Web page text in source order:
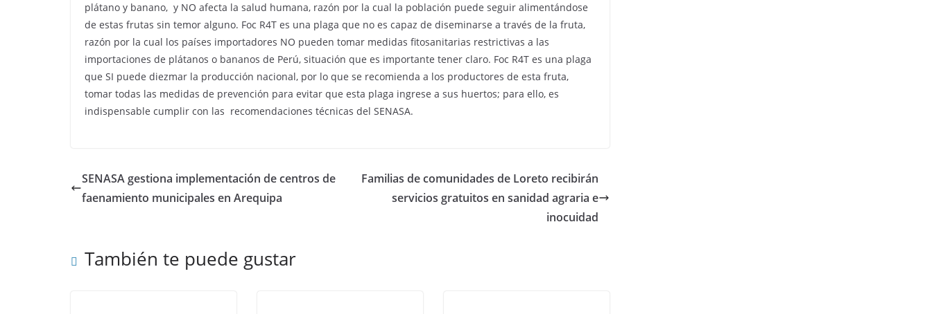
plátano y banano, y NO afecta la salud humana, razón por la cual la población puede seguir alimentándose
de estas frutas sin temor alguno. Foc R4T es una plaga que no es capaz de diseminarse a través de la fruta,
razón por la cual los países importadores NO pueden tomar medidas fitosanitarias restrictivas a las
importaciones de plátanos o bananos de Perú, situación que es importante tener claro. Foc R4T es una plaga
que SI puede diezmar la producción nacional, por lo que se recomienda a los productores de esta fruta,
tomar todas las medidas de prevención para evitar que esta plaga ingrese a sus huertos; para ello, es
indispensable cumplir con las recomendaciones técnicas del SENASA.
SENASA gestiona implementación de centros de
faenamiento municipales en Arequipa
Familias de comunidades de Loreto recibirán
servicios gratuitos en sanidad agraria e
inocuidad
También te puede gustar